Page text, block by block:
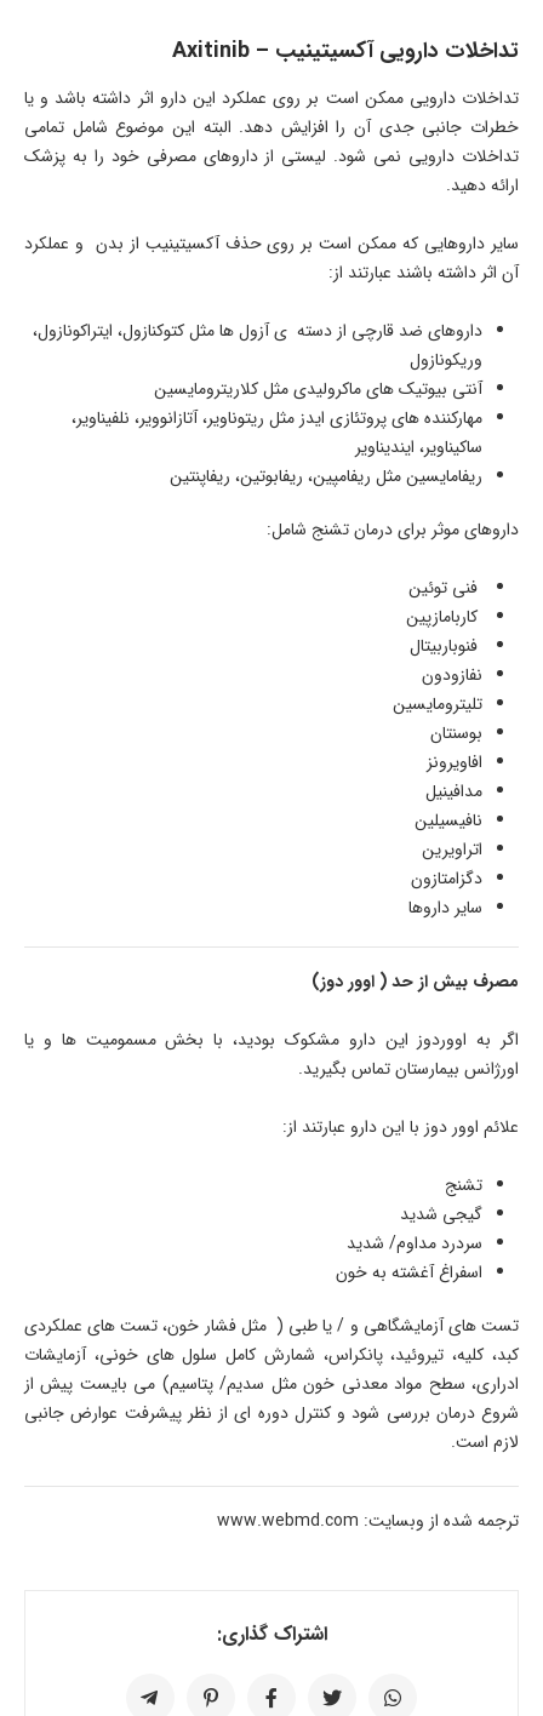
تداخلات دارویی آکسیتینیب – Axitinib
تداخلات دارویی ممکن است بر روی عملکرد این دارو اثر داشته باشد و یا
خطرات جانبی جدی آن را افزایش دهد. البته این موضوع شامل تمامی
تداخلات دارویی نمی شود. لیستی از داروهای مصرفی خود را به پزشک
ارائه دهید.
سایر داروهایی که ممکن است بر روی حذف آکسیتینیب از بدن و عملکرد
آن اثر داشته باشند عبارتند از:
داروهای ضد قارچی از دسته ی آزول ها مثل کتوکنازول، ایتراکونازول،
وریکونازول
آنتی بیوتیک های ماکرولیدی مثل کلاریترومایسین
مهارکننده های پروتئازی ایدز مثل ریتوناویر، آتازانوویر، نلفیناویر،
ساکیناویر، ایندیناویر
ریفامایسین مثل ریفامپین، ریفابوتین، ریفاپنتین
داروهای موثر برای درمان تشنج شامل:
فنی توئین
کاربامازپین
فنوباربیتال
نفازودون
تلیترومایسین
بوسنتان
افاویرونز
مدافینیل
نافیسیلین
اتراویرین
دگزامتازون
سایر داروها
مصرف بیش از حد ( اوور دوز)
اگر به اووردوز این دارو مشکوک بودید، با بخش مسمومیت ها و یا
اورژانس بیمارستان تماس بگیرید.
علائم اوور دوز با این دارو عبارتند از:
تشنج
گیجی شدید
سردرد مداوم/ شدید
اسفراغ آغشته به خون
تست های آزمایشگاهی و / یا طبی ( مثل فشار خون، تست های عملکردی
کبد، کلیه، تیروئید، پانکراس، شمارش کامل سلول های خونی، آزمایشات
ادراری، سطح مواد معدنی خون مثل سدیم/ پتاسیم) می بایست پیش از
شروع درمان بررسی شود و کنترل دوره ای از نظر پیشرفت عوارض جانبی
لازم است.
ترجمه شده از وبسایت: www.webmd.com
اشتراک گذاری: